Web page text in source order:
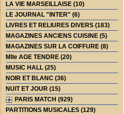
LA VIE MARSEILLAISE (10)
LE JOURNAL "INTER" (6)
LIVRES ET RELIURES DIVERS (183)
MAGAZINES ANCIENS CUISINE (5)
MAGAZINES SUR LA COIFFURE (8)
Mlle AGE TENDRE (20)
MUSIC HALL (25)
NOIR ET BLANC (36)
NUIT ET JOUR (15)
PARIS MATCH (929)
PARTITIONS MUSICALES (129)